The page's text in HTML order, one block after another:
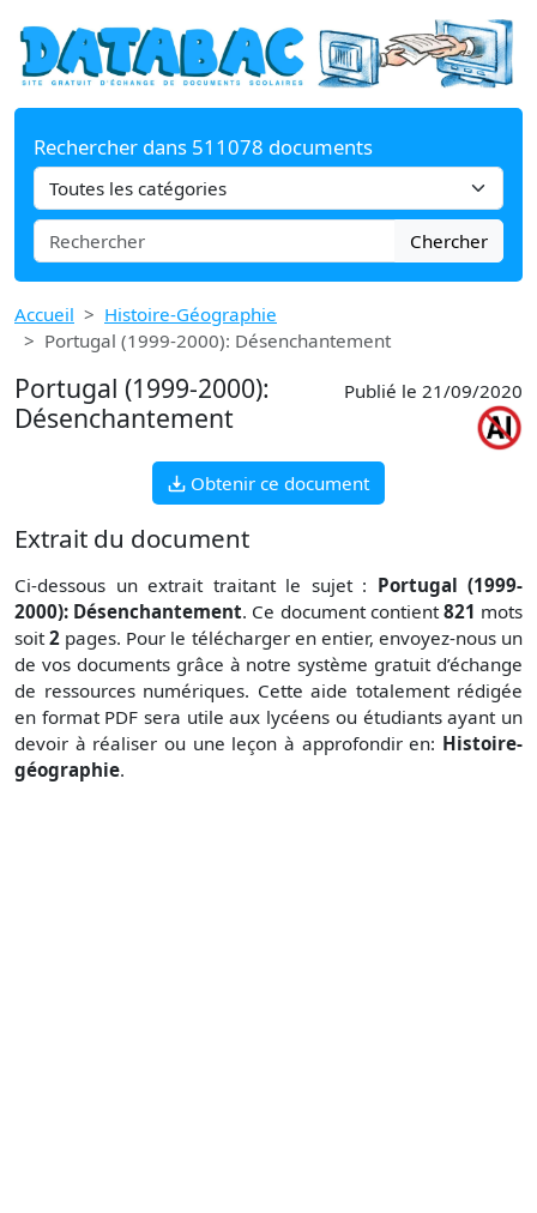
Rechercher dans 511078 documents
Chercher
Accueil
Histoire-Géographie
Portugal (1999-2000): Désenchantement
Portugal (1999-2000):
Désenchantement
Publié le 21/09/2020
Obtenir ce document
Extrait du document
Ci-dessous un extrait traitant le sujet : Portugal (1999-
2000): Désenchantement. Ce document contient 821 mots
soit2 pages. Pour le télécharger en entier, envoyez-nous un
de vos documents grâce à notre système gratuit d’échange
de ressources numériques. Cette aide totalement rédigée
en format PDF sera utile aux lycéens ou étudiants ayant un
devoir à réaliser ou une leçon à approfondir en: Histoire-
géographie.